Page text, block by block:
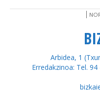
Arbidea, 1
Erredakzinoa: Tel.